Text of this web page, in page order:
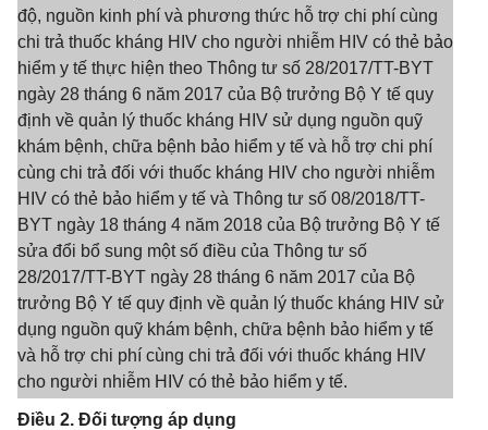
độ, nguồn kinh phí và phương thức hỗ trợ chi phí cùng
chi trả thuốc kháng HIV cho người nhiễm HIV có thẻ bảo
hiểm y tế thực hiện theo Thông tư số 28/2017/TT-BYT
ngày 28 tháng 6 năm 2017 của Bộ trưởng Bộ Y tế quy
định về quản lý thuốc kháng HIV sử dụng nguồn quỹ
khám bệnh, chữa bệnh bảo hiểm y tế và hỗ trợ chi phí
cùng chi trả đối với thuốc kháng HIV cho người nhiễm
HIV có thẻ bảo hiểm y tế và Thông tư số 08/2018/TT-
BYT ngày 18 tháng 4 năm 2018 của Bộ trưởng Bộ Y tế
sửa đổi bổ sung một số điều của Thông tư số
28/2017/TT-BYT ngày 28 tháng 6 năm 2017 của Bộ
trưởng Bộ Y tế quy định về quản lý thuốc kháng HIV sử
dụng nguồn quỹ khám bệnh, chữa bệnh bảo hiểm y tế
và hỗ trợ chi phí cùng chi trả đối với thuốc kháng HIV
cho người nhiễm HIV có thẻ bảo hiểm y tế.
Điều 2. Đối tượng áp dụng